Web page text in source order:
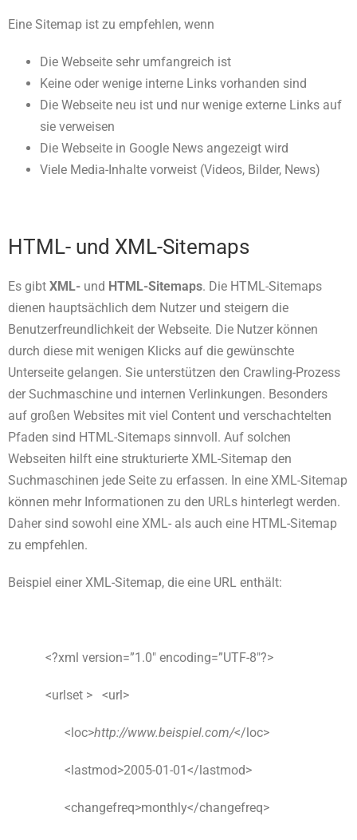
Eine Sitemap ist zu empfehlen, wenn
Die Webseite sehr umfangreich ist
Keine oder wenige interne Links vorhanden sind
Die Webseite neu ist und nur wenige externe Links auf
sie verweisen
Die Webseite in Google News angezeigt wird
Viele Media-Inhalte vorweist (Videos, Bilder, News)
HTML- und XML-Sitemaps
Es gibt XML- und HTML-Sitemaps. Die HTML-Sitemaps
dienen hauptsächlich dem Nutzer und steigern die
Benutzerfreundlichkeit der Webseite. Die Nutzer können
durch diese mit wenigen Klicks auf die gewünschte
Unterseite gelangen. Sie unterstützen den Crawling-Prozess
der Suchmaschine und internen Verlinkungen. Besonders
auf großen Websites mit viel Content und verschachtelten
Pfaden sind HTML-Sitemaps sinnvoll. Auf solchen
Webseiten hilft eine strukturierte XML-Sitemap den
Suchmaschinen jede Seite zu erfassen. In eine XML-Sitemap
können mehr Informationen zu den URLs hinterlegt werden.
Daher sind sowohl eine XML- als auch eine HTML-Sitemap
zu empfehlen.
Beispiel einer XML-Sitemap, die eine URL enthält:
<?xml version=”1.0″ encoding=”UTF-8″?>
<urlset > <url>
<loc>http://www.beispiel.com/</loc>
<lastmod>2005-01-01</lastmod>
<changefreq>monthly</changefreq>